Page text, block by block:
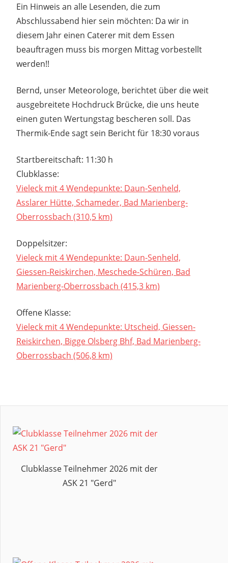
Ein Hinweis an alle Lesenden, die zum
Abschlussabend hier sein möchten: Da wir in
diesem Jahr einen Caterer mit dem Essen
beauftragen muss bis morgen Mittag vorbestellt
werden!!
Bernd, unser Meteorologe, berichtet über die weit
ausgebreitete Hochdruck Brücke, die uns heute
einen guten Wertungstag bescheren soll. Das
Thermik-Ende sagt sein Bericht für 18:30 voraus
Startbereitschaft: 11:30 h
Clubklasse:
Vieleck mit 4 Wendepunkte: Daun-Senheld,
Asslarer Hütte, Schameder, Bad Marienberg-
Oberrossbach (310,5 km)
Doppelsitzer:
Vieleck mit 4 Wendepunkte: Daun-Senheld,
Giessen-Reiskirchen, Meschede-Schüren, Bad
Marienberg-Oberrossbach (415,3 km)
Offene Klasse:
Vieleck mit 4 Wendepunkte: Utscheid, Giessen-
Reiskirchen, Bigge Olsberg Bhf, Bad Marienberg-
Oberrossbach (506,8 km)
BBSW
BRIEFING
ERÖFFNUNGSBRIEFING
REGELN
Clubklasse Teilnehmer 2026 mit der
ASK 21 "Gerd"